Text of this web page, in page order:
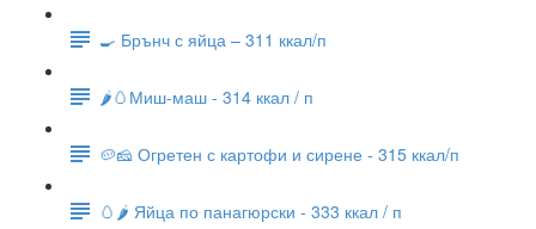
🍳 Брънч с яйца – 311 ккал/п
🌶🥚Миш-маш - 314 ккал / п
🥔🧀 Огретен с картофи и сирене - 315 ккал/п
🥚🌶 Яйца по панагюрски - 333 ккал / п